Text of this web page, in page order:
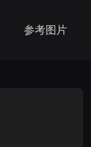
参考图片